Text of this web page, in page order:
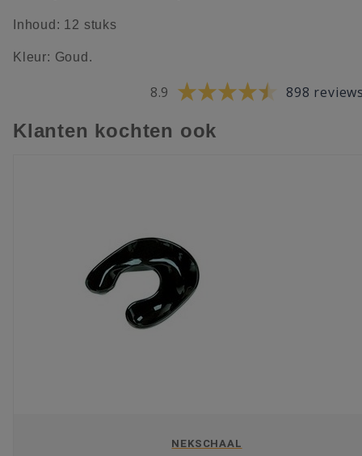
Inhoud: 12 stuks
Kleur: Goud.
8.9 898
Klanten kochten ook
NEKSCHAAL